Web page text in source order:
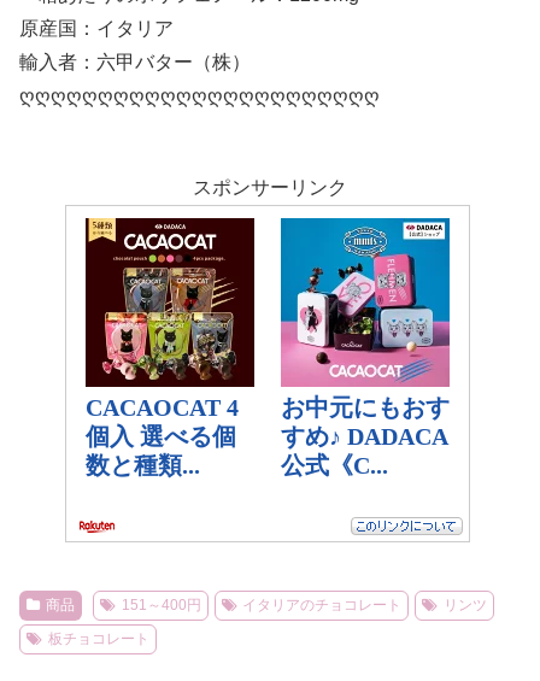
原産国：イタリア
輸入者：六甲バター（株）
ღღღღღღღღღღღღღღღღღღღღღღღ
スポンサーリンク
商品 151～400円 イタリアのチョコレート
リンツ
板チョコレート